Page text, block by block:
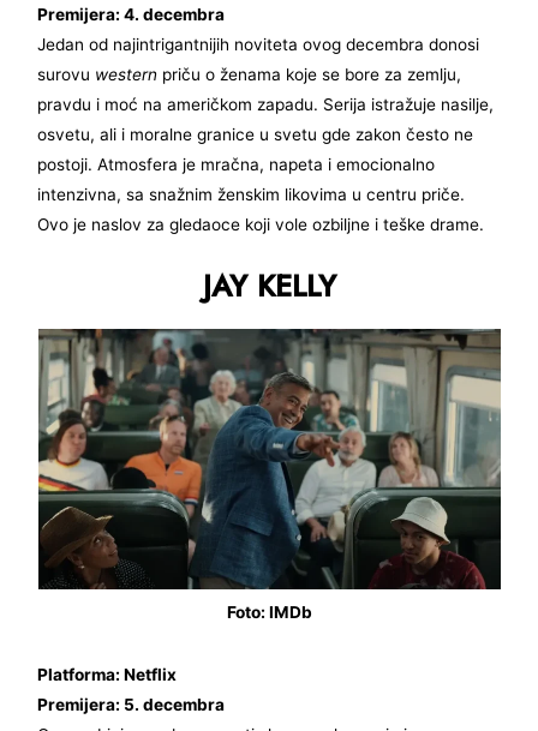
Premijera: 4. decembra
Jedan od najintrigantnijih noviteta ovog decembra donosi
surovu western priču o ženama koje se bore za zemlju,
pravdu i moć na američkom zapadu. Serija istražuje nasilje,
osvetu, ali i moralne granice u svetu gde zakon često ne
postoji. Atmosfera je mračna, napeta i emocionalno
intenzivna, sa snažnim ženskim likovima u centru priče.
Ovo je naslov za gledaoce koji vole ozbiljne i teške drame.
JAY KELLY
Foto: IMDb
Platforma: Netflix
Premijera: 5. decembra